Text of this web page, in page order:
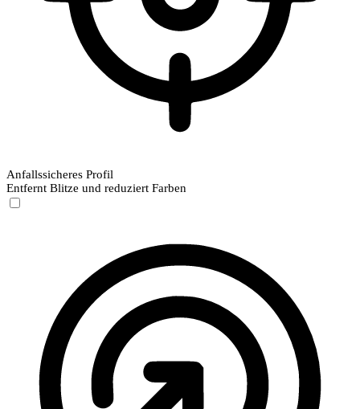
Anfallssicheres Profil
Entfernt Blitze und reduziert Farben